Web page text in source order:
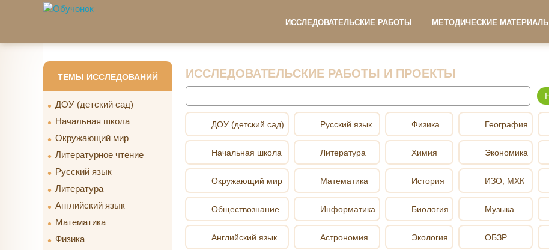
Перейти к основному содержанию
ИССЛЕДОВАТЕЛЬСКИЕ РАБОТЫ МЕТОДИЧЕСКИЕ МАТЕРИАЛЫ
ТЕМЫ ИССЛЕДОВАНИЙ
ДОУ (детский сад)
Начальная школа
Окружающий мир
Литературное чтение
Русский язык
Литература
Английский язык
Математика
Физика
ИССЛЕДОВАТЕЛЬСКИЕ РАБОТЫ И ПРОЕКТЫ
ДОУ (детский сад)
Начальная школа
Окружающий мир
Обществознание
Английский язык
Русский язык
Литература
Математика
Информатика
Астрономия
Физика
Химия
История
Биология
Экология
География
Экономика
ИЗО, МХК
Музыка
ОБЗР